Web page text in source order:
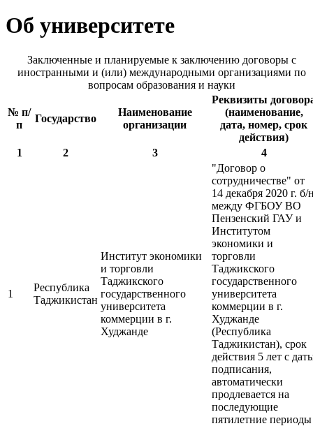
Об университете
Заключенные и планируемые к заключению договоры с
иностранными и (или) международными организациями по
вопросам образования и науки
№ п/
п
Государство
Наименование
организации
Реквизиты
(наименование,
дата, номер, срок
действия)
1
2 3 4
1
Республика
Таджикистан
Институт экономики
и торговли
Таджикского
государственного
университета
коммерции в г.
Худжанде
"Договор о
сотрудничестве" от
14 декабря 2020 г. б/
между ФГБОУ ВО
Пензенский ГАУ и
Институтом
экономики и
торговли
Таджикского
государственного
университета
коммерции в г.
Худжанде
(Республика
Таджикистан), срок
действия 5 лет с
подписания,
автоматически
продлевается на
последующие
пятилетние периоды